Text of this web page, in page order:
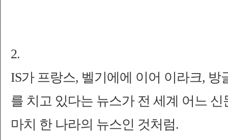
2.
IS가 프랑스, 벨기에에 이어 이라크,
를 치고 있다는 뉴스가 전 세계 어느
마치 한 나라의 뉴스인 것처럼.